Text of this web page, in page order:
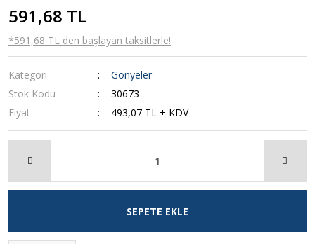
591,68 TL
*591,68 TL den başlayan taksitlerle!
Kategori
Gönyeler
Stok Kodu
30673
Fiyat
493,07 TL + KDV
SEPETE EKLE